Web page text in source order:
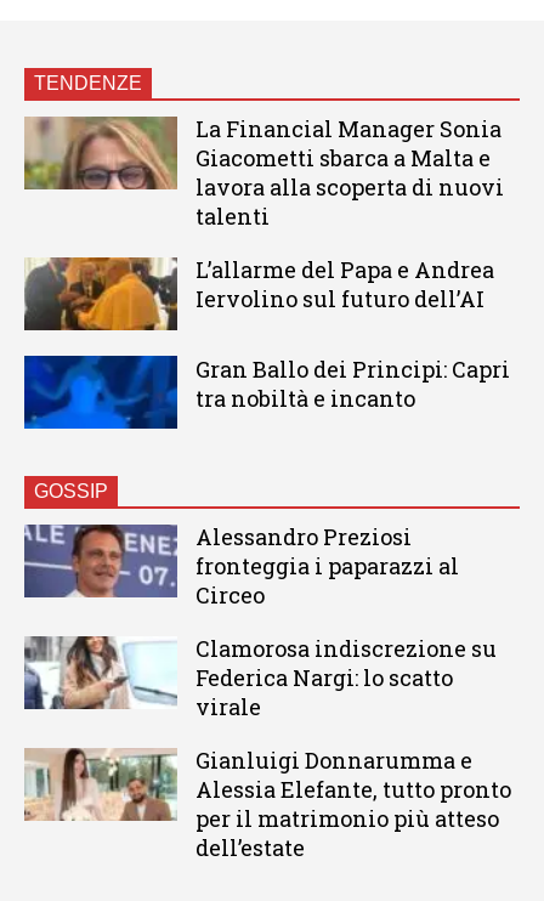
TENDENZE
La Financial Manager Sonia
Giacometti sbarca a Malta e
lavora alla scoperta di nuovi
talenti
L’allarme del Papa e Andrea
Iervolino sul futuro dell’AI
Gran Ballo dei Principi: Capri
tra nobiltà e incanto
GOSSIP
Alessandro Preziosi
fronteggia i paparazzi al
Circeo
Clamorosa indiscrezione su
Federica Nargi: lo scatto
virale
Gianluigi Donnarumma e
Alessia Elefante, tutto pronto
per il matrimonio più atteso
dell’estate